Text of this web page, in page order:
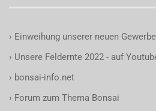
› Einweihung unserer neuen
› Unsere Feldernte 2022 - auf
› bonsai-info.net
› Forum zum Thema Bonsai